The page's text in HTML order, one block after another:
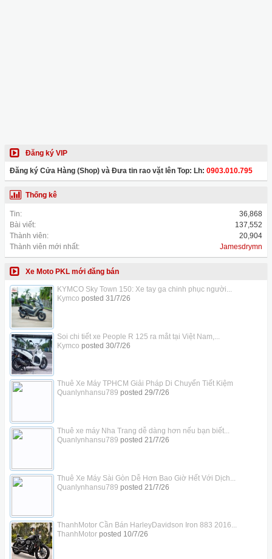
Đăng ký VIP
Đăng ký Cửa Hàng (Shop) và Đưa tin rao vặt lên Top: Lh: 0903.010.795
Thống kê
Tin:
36,868
Bài viết:
137,552
Thành viên:
20,904
Thành viên mới nhất:
Jamesdrymn
Xe Moto PKL mới đăng bán
KYMCO Sky Town 150: Xe tay ga chinh phục người...
Kymco posted 31/7/26
Soi chi tiết xe People R 125 ra mắt tại Việt Nam,...
Kymco posted 30/7/26
Thuê Xe Máy TPHCM Giải Pháp Di Chuyển Tiết Kiệm
Quanlynhansu789 posted 29/7/26
Thuê xe máy Nha Trang dễ dàng hơn nếu bạn biết...
Quanlynhansu789 posted 21/7/26
Thuê Xe Máy Sài Gòn Dễ Hơn Bao Giờ Hết Với Dịch...
Quanlynhansu789 posted 21/7/26
ThanhMotor Cần Bán HarleyDavidson Iron 883 2016...
ThanhMotorposted 10/7/26